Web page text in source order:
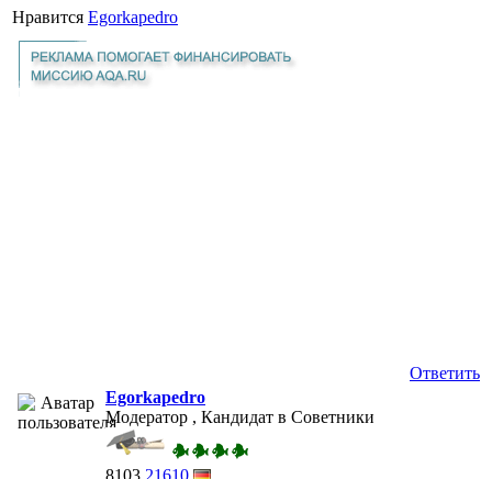
Нравится Egorkapedro
Ответить
Egorkapedro
Модератор , Кандидат в Советники
8103 21610